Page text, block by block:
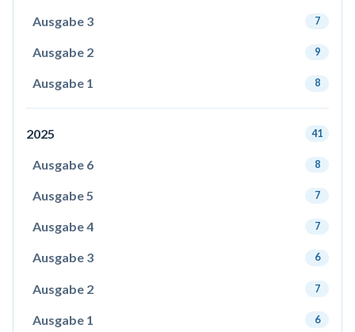
Ausgabe 3 7
Ausgabe 2 9
Ausgabe 1 8
2025 41
Ausgabe 6 8
Ausgabe 5 7
Ausgabe 4 7
Ausgabe 3 6
Ausgabe 2 7
Ausgabe 1 6